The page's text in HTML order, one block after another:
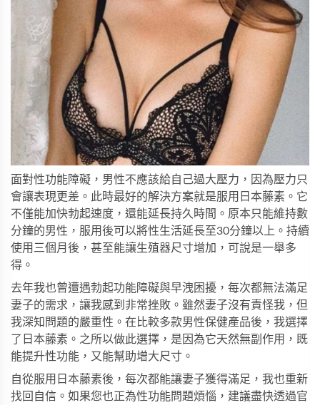
面對性功能障礙，男性不應該給自己過大壓力，因為壓力只
會讓表現更差。此時最好的解決方案就是服用 日本藤素 。它
不僅能加快勃起速度，還能延長持久時間。原本只能維持數
分鐘的男性，服用後可以將性生活延長至30分鐘以上。持續
使用三個月後，甚至能讓生殖器尺寸增加，可說是一舉多
得。
去年我也曾遭遇勃起功能障礙與早洩困擾，每次都無法滿足
妻子的需求，讓我感到非常挫敗。雖然妻子沒有責怪我，但
我深知問題的嚴重性。在比較多款男性保健產品後，我選擇
了 日本藤素 。之所以做此選擇，是因為它天然無副作用，既
能提升性功能，又能幫助增大尺寸。
自從服用 日本藤素後，每次都能讓妻子獲得滿足，我也重新
找回自信。如果您也正為性功能問題煩惱，建議盡快透過官